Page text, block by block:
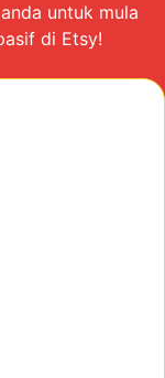
untuk mula
di Etsy!